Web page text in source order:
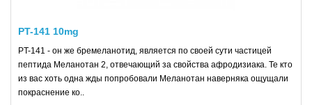
PT-141 10mg
PT-141 - он же бремеланотид, является по своей сути частицей
пептида Меланотан 2, отвечающий за свойства афродизиака. Те кто
из вас хоть одна жды попробовали Меланотан наверняка ощущали
покраснение ко..